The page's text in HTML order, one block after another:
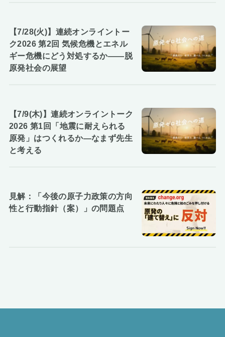
【7/28(火)】連続オンライントー
ク2026 第2回 気候危機とエネル
ギー危機にどう対処するか――脱
原発社会の展望
【7/9(木)】連続オンライントーク
2026 第1回「地震に耐えられる
原発」はつくれるか―なまず先生
と考える
見解：「今後の原子力政策の方向
性と行動指針（案）」の問題点